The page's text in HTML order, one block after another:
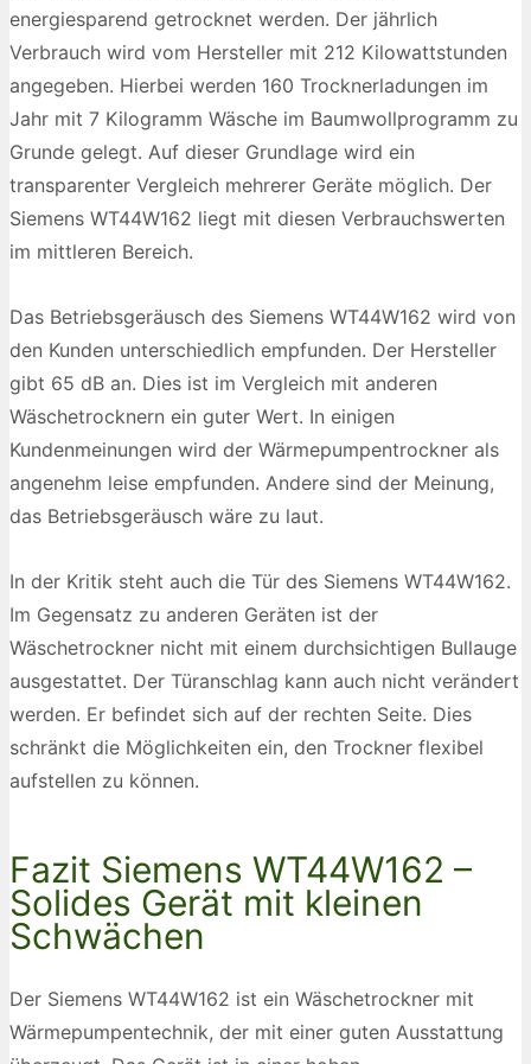
energiesparend getrocknet werden. Der jährlich
Verbrauch wird vom Hersteller mit 212 Kilowattstunden
angegeben. Hierbei werden 160 Trocknerladungen im
Jahr mit 7 Kilogramm Wäsche im Baumwollprogramm zu
Grunde gelegt. Auf dieser Grundlage wird ein
transparenter Vergleich mehrerer Geräte möglich. Der
Siemens WT44W162 liegt mit diesen Verbrauchswerten
im mittleren Bereich.
Das Betriebsgeräusch des Siemens WT44W162 wird von
den Kunden unterschiedlich empfunden. Der Hersteller
gibt 65 dB an. Dies ist im Vergleich mit anderen
Wäschetrocknern ein guter Wert. In einigen
Kundenmeinungen wird der Wärmepumpentrockner als
angenehm leise empfunden. Andere sind der Meinung,
das Betriebsgeräusch wäre zu laut.
In der Kritik steht auch die Tür des Siemens WT44W162.
Im Gegensatz zu anderen Geräten ist der
Wäschetrockner nicht mit einem durchsichtigen Bullauge
ausgestattet. Der Türanschlag kann auch nicht verändert
werden. Er befindet sich auf der rechten Seite. Dies
schränkt die Möglichkeiten ein, den Trockner flexibel
aufstellen zu können.
Fazit Siemens WT44W162 –
Solides Gerät mit kleinen
Schwächen
Der Siemens WT44W162 ist ein Wäschetrockner mit
Wärmepumpentechnik, der mit einer guten Ausstattung